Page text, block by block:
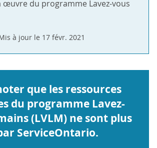
œuvre du programme Lavez-vous
à jour le 17 févr. 2021
que les ressources
du programme Lavez-
(LVLM) ne sont plus
ServiceOntario.